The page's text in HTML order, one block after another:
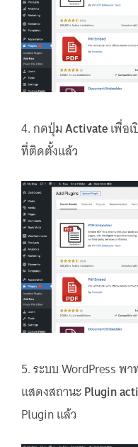
4. กดปุ่มActivateเพื่อ
ที่ติดตั้งแล้ว
5. ระบบ WordPress พ
แสดงสถานะPlugin
Plugin แล้ว